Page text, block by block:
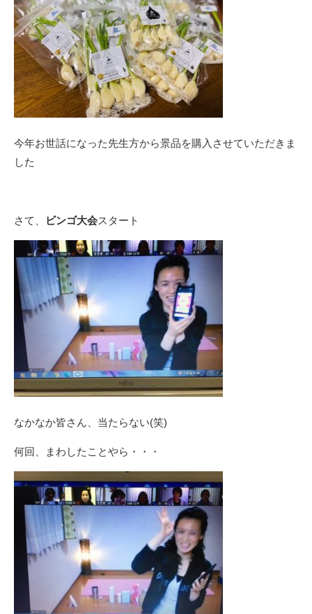
今年お世話になった先生方から景品を購入させていただきま
した
さて、 ビンゴ大会スタート
なかなか皆さん、当たらない(笑)
何回、まわしたことやら・・・